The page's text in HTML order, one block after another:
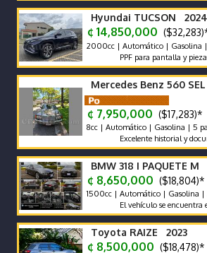
Hyundai TUCSON 2024
¢ 14,850,000
2000cc | Automático | Gasolina |
PPF para pantalla y piezas
Mercedes Benz 560
¢ 7,950,000 ($17,283)*
8cc | Automático | Gasolina | 5
Excelente historial y
BMW 318 I PAQUETE M
¢ 8,650,000 ($18,804)*
1500cc | Automático | Gasolina |
El vehículo se encuentra en
Toyota RAIZE 2023
¢ 8,500,000 ($18,478)*